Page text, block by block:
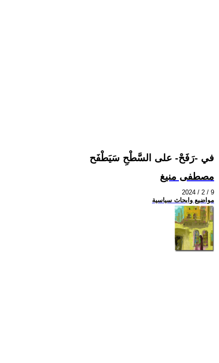
في -رَفَحْ- على السَّطْحِ سَيَطْفَح
مصطفى منيغ
2024 / 2 / 9
مواضيع وابحاث سياسية